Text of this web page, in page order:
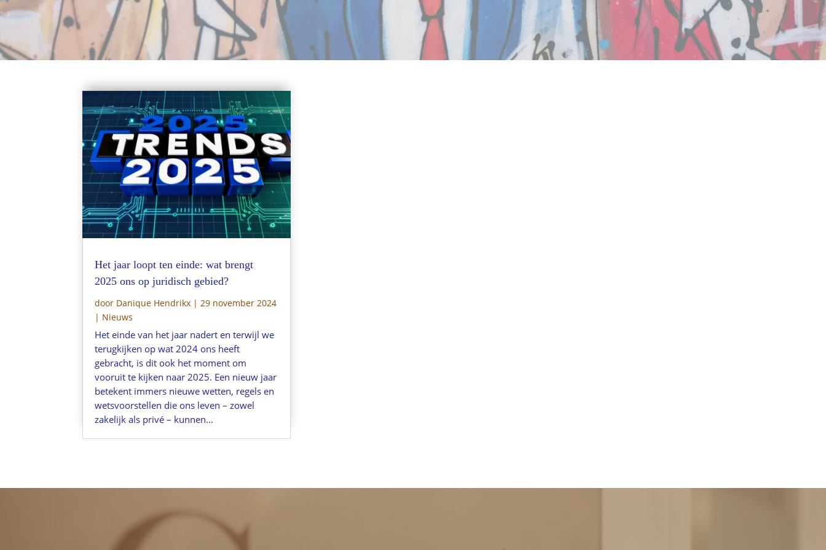
Het jaar loopt ten einde: wat brengt
2025 ons op juridisch gebied?
door Danique Hendrikx |29 november 2024
| Nieuws
Het einde van het jaar nadert en terwijl we
terugkijken op wat 2024 ons heeft
gebracht, is dit ook het moment om
vooruit te kijken naar 2025. Een nieuw jaar
betekent immers nieuwe wetten, regels en
wetsvoorstellen die ons leven – zowel
zakelijk als privé – kunnen...